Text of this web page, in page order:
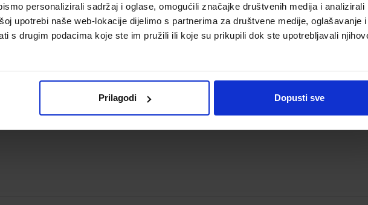
personalizirali sadržaj i oglase, omogućili značajke društvenih medija i analizirali
upotrebi naše web-lokacije dijelimo s partnerima za društvene medije, oglašavanje i
s drugim podacima koje ste im pružili ili koje su prikupili dok ste upotrebljavali
Prilagodi Dopusti sve